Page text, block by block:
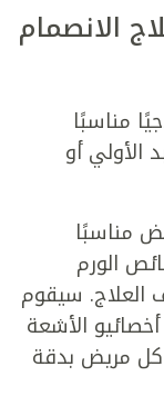
الانصمام
مناسبًا
الأولي أو
مناسبًا
الورم
العلاج. سيقوم
الأشعة
كل مريض بدقة